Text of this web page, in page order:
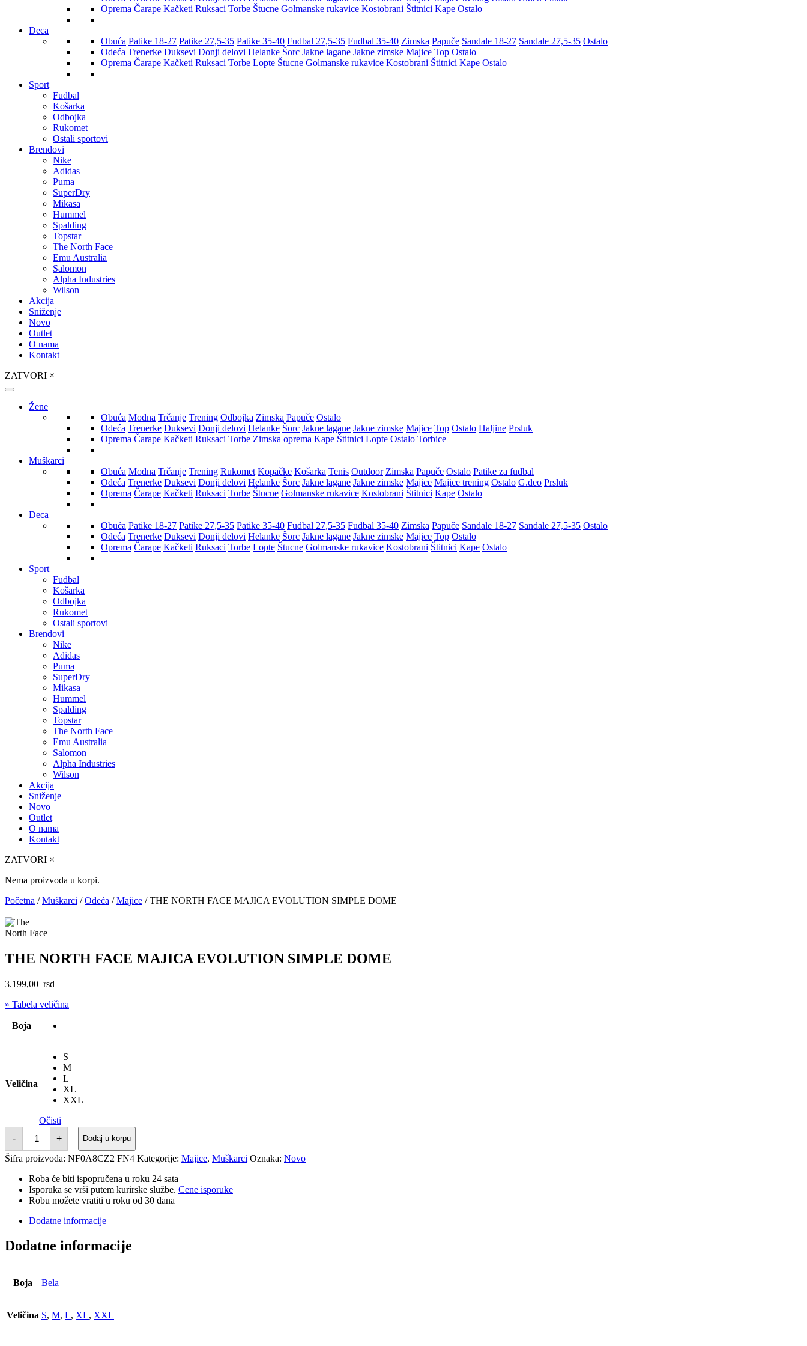
Oprema Čarape Kačketi Ruksaci Torbe Štucne Golmanske rukavice Kostobrani Štitnici Kape Ostalo
Deca
Obuća Patike 18-27 Patike 27,5-35 Patike 35-40 Fudbal 27,5-35 Fudbal 35-40 Zimska Papuče Sandale 18-27 Sandale 27,5-35 Ostalo
Odeća Trenerke Duksevi Donji delovi Helanke Šorc Jakne lagane Jakne zimske Majice Top Ostalo
Oprema Čarape Kačketi Ruksaci Torbe Lopte Štucne Golmanske rukavice Kostobrani Štitnici Kape Ostalo
Sport
Fudbal
Košarka
Odbojka
Rukomet
Ostali sportovi
Brendovi
Nike
Adidas
Puma
SuperDry
Mikasa
Hummel
Spalding
Topstar
The North Face
Emu Australia
Salomon
Alpha Industries
Wilson
Akcija
Sniženje
Novo
Outlet
O nama
Kontakt
ZATVORI ×
Žene
Obuća Modna Trčanje Trening Odbojka Zimska Papuče Ostalo
Odeća Trenerke Duksevi Donji delovi Helanke Šorc Jakne lagane Jakne zimske Majice Top Ostalo Haljine Prsluk
Oprema Čarape Kačketi Ruksaci Torbe Zimska oprema Kape Štitnici Lopte Ostalo Torbice
Muškarci
Obuća Modna Trčanje Trening Rukomet Kopačke Košarka Tenis Outdoor Zimska Papuče Ostalo Patike za fudbal
Odeća Trenerke Duksevi Donji delovi Helanke Šorc Jakne lagane Jakne zimske Majice Majice trening Ostalo G.deo Prsluk
Oprema Čarape Kačketi Ruksaci Torbe Štucne Golmanske rukavice Kostobrani Štitnici Kape Ostalo
Deca
Obuća Patike 18-27 Patike 27,5-35 Patike 35-40 Fudbal 27,5-35 Fudbal 35-40 Zimska Papuče Sandale 18-27 Sandale 27,5-35 Ostalo
Odeća Trenerke Duksevi Donji delovi Helanke Šorc Jakne lagane Jakne zimske Majice Top Ostalo
Oprema Čarape Kačketi Ruksaci Torbe Lopte Štucne Golmanske rukavice Kostobrani Štitnici Kape Ostalo
Sport
Fudbal
Košarka
Odbojka
Rukomet
Ostali sportovi
Brendovi
Nike
Adidas
Puma
SuperDry
Mikasa
Hummel
Spalding
Topstar
The North Face
Emu Australia
Salomon
Alpha Industries
Wilson
Akcija
Sniženje
Novo
Outlet
O nama
Kontakt
ZATVORI ×
Nema proizvoda u korpi.
Početna /Muškarci /Odeća /Majice / THE NORTH FACE MAJICA EVOLUTION SIMPLE DOME
THE NORTH FACE MAJICA EVOLUTION SIMPLE DOME
3.199,00 rsd
» Tabela veličina
Boja
Veličina
S
M
L
XL
XXL
Očisti
-
THE
NORTH
FACE
MAJICA
SIMPLE
DOME
količina
+ Dodaj u korpu
Šifra proizvoda: NF0A8CZ2 FN4 Kategorije: Majice, Muškarci Oznaka: Novo
Roba će biti ispopručena u roku 24 sata
Isporuka se vrši putem kurirske službe. Cene isporuke
Robu možete vratiti u roku od 30 dana
Dodatne informacije
Dodatne informacije
Boja Bela
Veličina S, M, L, XL, XXL